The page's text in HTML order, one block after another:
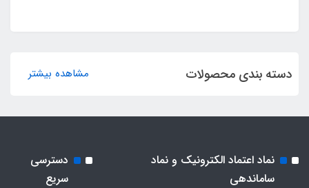
دسته بندی محصولات مشاهده بیشتر
نماد اعتماد الکترونیک و نماد
ساماندهی
دسترسی
سریع